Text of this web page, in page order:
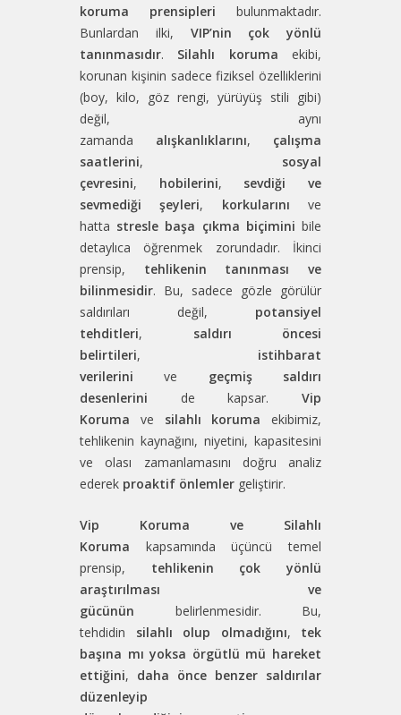
koruma prensipleri bulunmaktadır.
Bunlardan ilki, VIP’nin çok yönlü
tanınmasıdır. Silahlı koruma ekibi,
korunan kişinin sadece fiziksel özelliklerini
(boy, kilo, göz rengi, yürüyüş stili gibi)
değil, aynı
zamanda alışkanlıklarını, çalışma
saatlerini, sosyal
çevresini, hobilerini, sevdiği ve
sevmediği şeyleri, korkularını ve
hatta stresle başa çıkma biçimini bile
detaylıca öğrenmek zorundadır. İkinci
prensip, tehlikenin tanınması ve
bilinmesidir. Bu, sadece gözle görülür
saldırıları değil, potansiyel
tehditleri, saldırı öncesi
belirtileri, istihbarat
verilerini ve geçmiş saldırı
desenlerini de kapsar. Vip
Koruma ve silahlı koruma ekibimiz,
tehlikenin kaynağını, niyetini, kapasitesini
ve olası zamanlamasını doğru analiz
ederek proaktif önlemler geliştirir.
Vip Koruma ve Silahlı
Koruma kapsamında üçüncü temel
prensip, tehlikenin çok yönlü
araştırılması ve
gücünün belirlenmesidir. Bu,
tehdidin silahlı olup olmadığını, tek
başına mı yoksa örgütlü mü hareket
ettiğini, daha önce benzer saldırılar
düzenleyip